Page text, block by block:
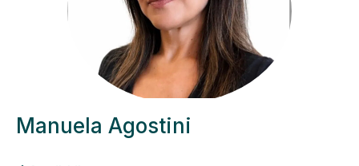
Manuela Agostini